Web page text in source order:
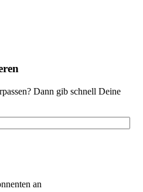
Dann gib schnell Deine
an